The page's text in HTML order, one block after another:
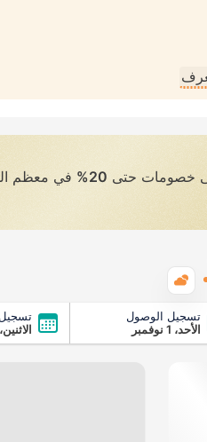
خصومات حتى 20% في معظم
تسجيل الوصول
الأحد، 1 نوفمبر
تسجيل
الاثنين، 2 نوفمبر